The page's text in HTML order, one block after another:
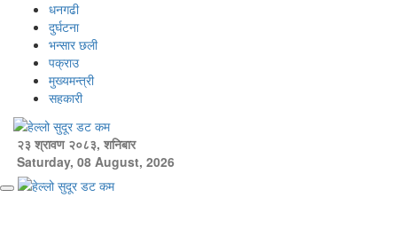
content
धनगढी
दुर्घटना
भन्सार छली
पक्राउ
मुख्यमन्त्री
सहकारी
२३ श्रावण २०८३, शनिबार
Saturday, 08 August, 2026
Primary